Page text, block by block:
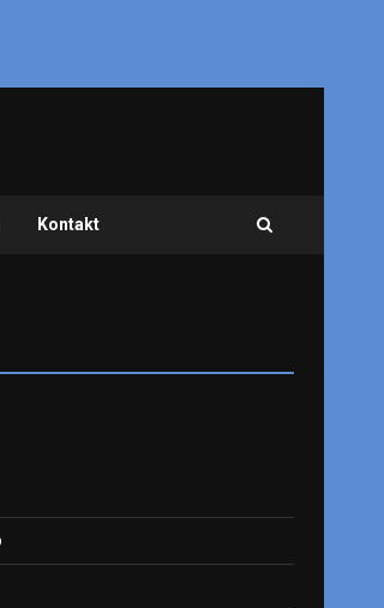
Kontakt